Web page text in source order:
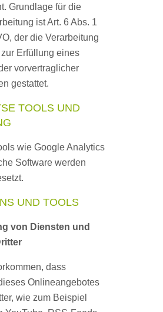
Grundlage für die
ist Art. 6 Abs. 1
der die Verarbeitung
Erfüllung eines
vorvertraglicher
gestattet.
TOOLS UND
wie Google Analytics
Software werden
UND TOOLS
von Diensten und
dass
Onlineangebotes
wie zum Beispiel